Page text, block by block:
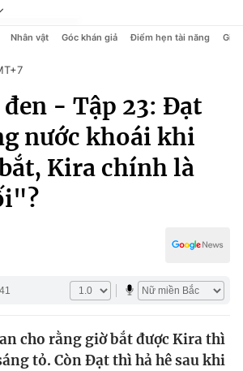
trí
Nhân vật Góc khán giả Điểm hẹn tài năng Giải
- Tập 23: Đạt
nước khoái khi
Kira chính là
cho rằng giờ bắt được Kira thì
tỏ. Còn Đạt thì hả hê sau khi